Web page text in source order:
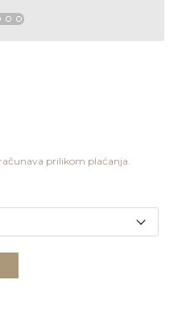
prilikom plaćanja.